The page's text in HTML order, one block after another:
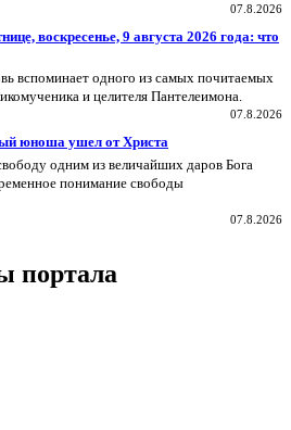
07.8.2026
воскресенье, 9 августа 2026 года: что
вспоминает одного из самых почитаемых
и целителя Пантелеимона.
07.8.2026
юноша ушел от Христа
одним из величайших даров Бога
понимание свободы
07.8.2026
портала